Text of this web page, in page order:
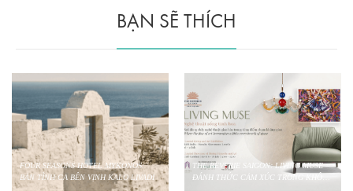
BẠN SẼ THÍCH
MYKONOS:
KALO LIVADI
THE REVERIE SAIGON: LIVING MUSE –
ĐÁNH THỨC CẢM XÚC TRONG KHÔNG
GIAN ĐƯƠNG ĐẠI
ENTALULA: KHI SỰ
THÀNH XA XỈ